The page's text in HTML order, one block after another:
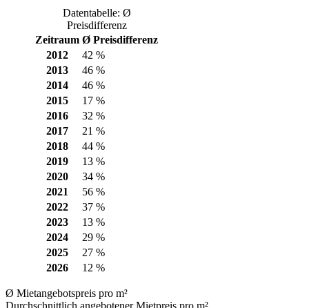
Datentabelle: Ø
Preisdifferenz
Zeitraum Ø Preisdifferenz
2012
42 %
2013
46 %
2014
46 %
2015
17 %
2016
32 %
2017
21 %
2018
44 %
2019
13 %
2020
34 %
2021
56 %
2022
37 %
2023
13 %
2024
29 %
2025
27 %
2026
12 %
Ø Mietangebotspreis pro m²
Durchschnittlich angebotener Mietpreis pro m²